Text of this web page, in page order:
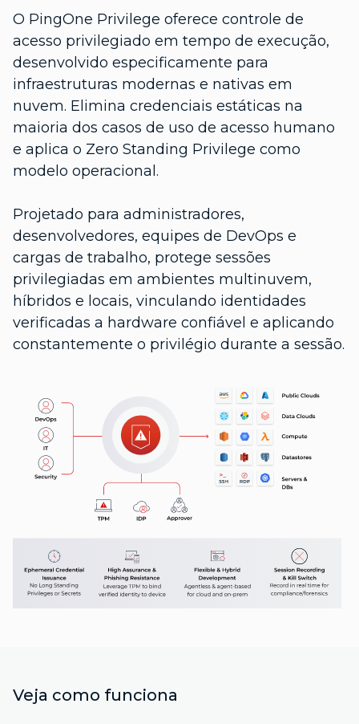
O PingOne Privilege oferece controle de
acesso privilegiado em tempo de execução,
desenvolvido especificamente para
infraestruturas modernas e nativas em
nuvem. Elimina credenciais estáticas na
maioria dos casos de uso de acesso humano
e aplica o Zero Standing Privilege como
modelo operacional.
Projetado para administradores,
desenvolvedores, equipes de DevOps e
cargas de trabalho, protege sessões
privilegiadas em ambientes multinuvem,
híbridos e locais, vinculando identidades
verificadas a hardware confiável e aplicando
constantemente o privilégio durante a sessão.
Veja como funciona